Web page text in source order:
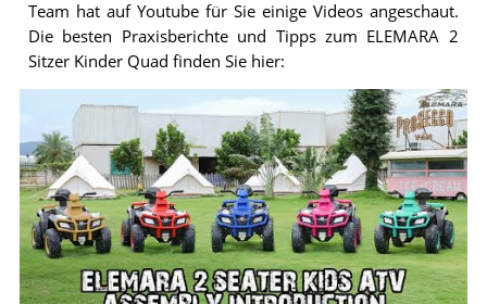
Team hat auf Youtube für Sie einige Videos angeschaut.
Die besten Praxisberichte und Tipps zum ELEMARA 2
Sitzer Kinder Quad finden Sie hier:
ELEMARA
2
Seater
Kids
Ride
On
ATV